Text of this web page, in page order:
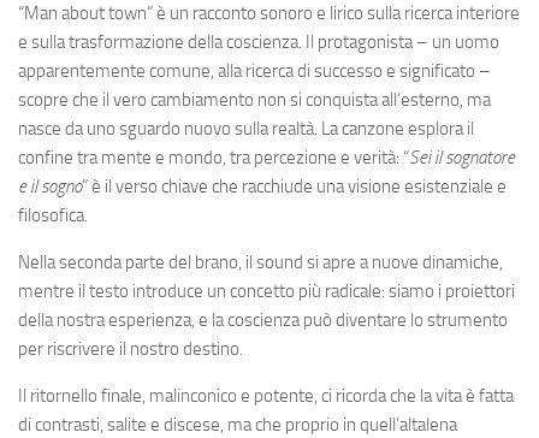
“Man about town” è un racconto sonoro e lirico sulla ricerca interiore
e sulla trasformazione della coscienza. Il protagonista – un uomo
apparentemente comune, alla ricerca di successo e significato –
scopre che il vero cambiamento non si conquista all’esterno, ma
nasce da uno sguardo nuovo sulla realtà. La canzone esplora il
confine tra mente e mondo, tra percezione e verità: “Sei il sognatore
e il sogno” è il verso chiave che racchiude una visione esistenziale e
filosofica.
Nella seconda parte del brano, il sound si apre a nuove dinamiche,
mentre il testo introduce un concetto più radicale: siamo i proiettori
della nostra esperienza, e la coscienza può diventare lo strumento
per riscrivere il nostro destino.
Il ritornello finale, malinconico e potente, ci ricorda che la vita è fatta
di contrasti, salite e discese, ma che proprio in quell’altalena